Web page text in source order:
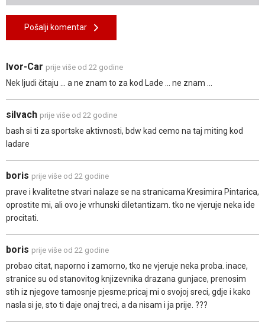
Pošalji komentar
Ivor-Car prije više od 22 godine
Nek ljudi čitaju ... a ne znam to za kod Lade ... ne znam ...
silvach prije više od 22 godine
bash si ti za sportske aktivnosti, bdw kad cemo na taj miting kod
ladare
boris prije više od 22 godine
prave i kvalitetne stvari nalaze se na stranicama Kresimira Pintarica,
oprostite mi, ali ovo je vrhunski diletantizam. tko ne vjeruje neka ide
procitati.
boris prije više od 22 godine
probao citat, naporno i zamorno, tko ne vjeruje neka proba. inace,
stranice su od stanovitog knjizevnika drazana gunjace, prenosim
stih iz njegove tamosnje pjesme:pricaj mi o svojoj sreci, gdje i kako
nasla si je, sto ti daje onaj treci, a da nisam i ja prije. ???